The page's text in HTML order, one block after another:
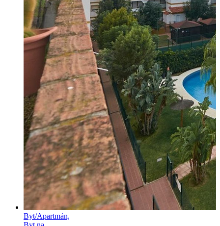
Byt/Apartmán,